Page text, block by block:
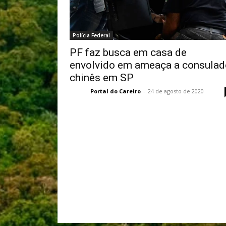
Polícia Federal
PF faz busca em casa de
envolvido em ameaça a
chinês em SP
Portal do Careiro - 24 de agosto de 2020